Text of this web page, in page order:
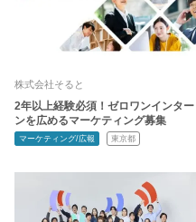
株式会社そると
2年以上経験必須！ゼロワンインター
ンを広めるマーケティング募集
マーケティング/広報 東京都